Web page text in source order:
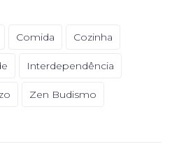
Comida Cozinha
Interdependência
Zen Budismo